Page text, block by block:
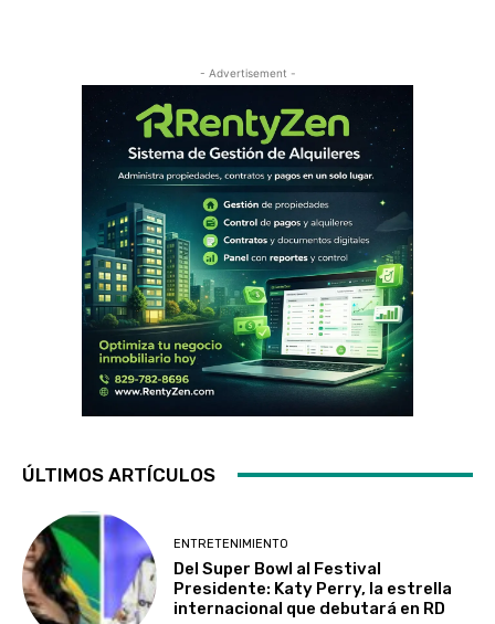
- Advertisement -
ÚLTIMOS ARTÍCULOS
ENTRETENIMIENTO
Del Super Bowl al Festival
Presidente: Katy Perry, la estrella
internacional que debutará en RD